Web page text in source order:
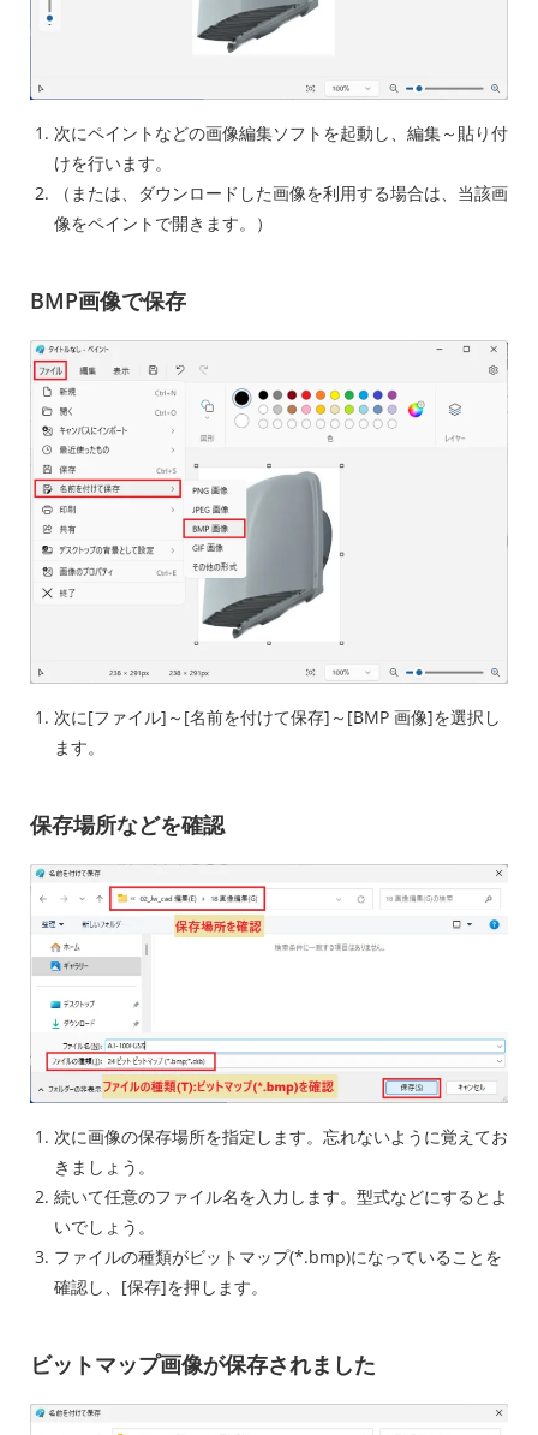
次にペイントなどの画像編集ソフトを起動し、編集～貼り付
けを行います。
（または、ダウンロードした画像を利用する場合は、当該画
像をペイントで開きます。）
BMP画像で保存
次に[ファイル]～[名前を付けて保存]～[BMP 画像]を選択し
ます。
保存場所などを確認
次に画像の保存場所を指定します。忘れないように覚えてお
きましょう。
続いて任意のファイル名を入力します。型式などにするとよ
いでしょう。
ファイルの種類がビットマップ(*.bmp)になっていることを
確認し、[保存]を押します。
ビットマップ画像が保存されました